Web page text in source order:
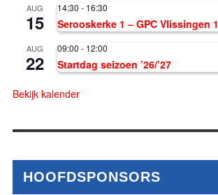
AUG
15
14:30 - 16:30
Serooskerke 1 – GPC Vlissingen 1
AUG
22
09:00 - 12:00
Startdag seizoen ’26/’27
Bekijk kalender
HOOFDSPONSORS